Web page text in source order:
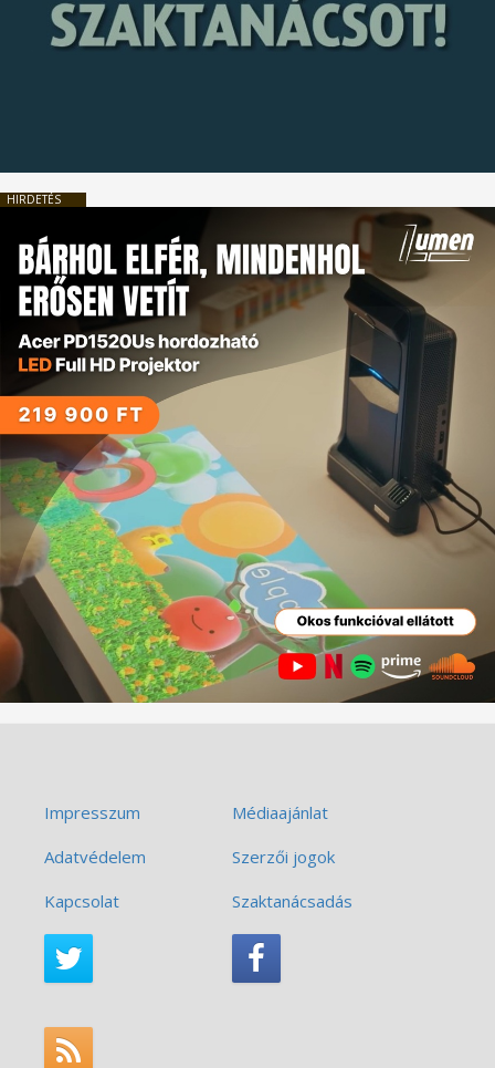
HIRDETÉS
Impresszum
Médiaajánlat
Adatvédelem
Szerzői jogok
Kapcsolat
Szaktanácsadás